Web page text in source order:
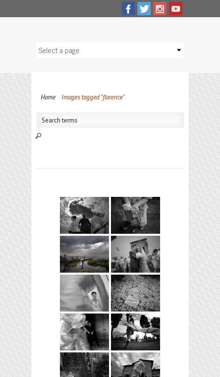
Home Images tagged "florence"